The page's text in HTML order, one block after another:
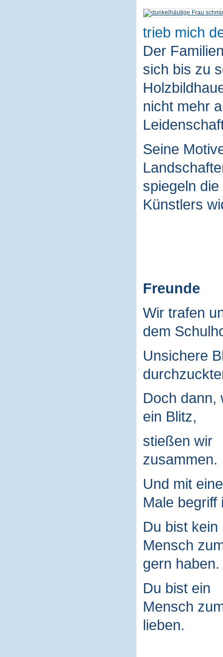
trieb mich
Der
sich bis zu
nicht mehr
Seine
spiegeln
Künstlers
Freunde
Wir trafen
dem
Unsichere
Doch dann,
ein Blitz,
stießen wir
zusammen.
Und mit
Male begriff
Du bist kein
Mensch
gern haben.
Du bist ein
Mensch
lieben.